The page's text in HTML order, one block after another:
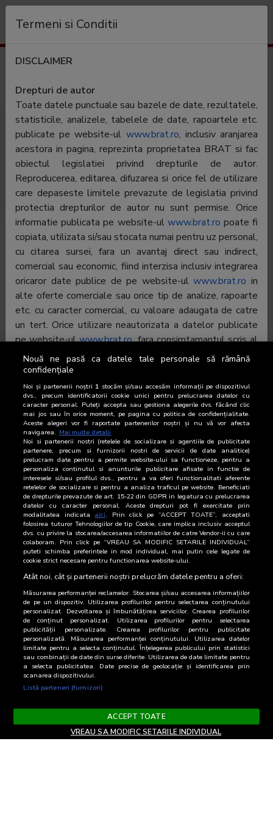
Rezultate SNA FOCUS
Pentru a vedea toate datele trebuie să fiți
DATA LIVRĂRII
# Proprietate Data livrării
SNA National Apr24-Mar26 25.05.2026
Termeni si Conditii
DISCLAIMER
Drepturi de autor
Toate datele punctuale sau bazele de date, rezultatele,
statisticile, analizele, tabelele de date, rapoartele etc.
publicate pe website-ul www.brat.ro, inclusiv aranjarea
acestora in pagina, reprezinta proprietatea BRAT si fac
obiectul legislatiei privind drepturile de autor.
Reproducerea, editarea, difuzarea si orice fel de utilizare
care depaseste limitele prevazute de legislatia privind
protectia drepturilor de autor nu sunt permise. Orice
informatie publicata pe website-ul www.brat.ro poate fi
copiata, utilizata si/sau stocata numai pentru uz personal,
cu citarea sursei, fara un avantaj direct sau indirect,
comercial sau economic, fiind interzisa inclusiv integrarea
oricaror date publice de pe website-ulwww.brat.ro in
alte oferte comerciale sau orice tip de analize, rapoarte
etc. cu caracter comercial, cu valoare adaugata de catre
un tert. Orice utilizare neautorizata a datelor publicate
pe website-ulwww.brat.ro, fara consimtamantul scris al
BRAT, este o incalcare a dreptului de autor si poate fi
pasibilă de judecata.
Excluderea responsabilitatii
Prin publicarea pe website-ulwww.brat.ro a informatiilor
sus-mentionate, BRAT nu ofera nicio garantie privind
corectitudinea, integritatea si actualitatea datelor, in
ciuda atentiei deosebite cu care sunt verificate
informatiile. BRAT nu poate fi facut responsabil pentru
nici un tip de daune directe sau indirecte, inclusiv
pierderea profiturilor, care pot rezulta din accesarea
si/sau folosirea website-ulwww.brat.rodin partea
dumneavoastra. Toate materialele, continutul si datele
din acest website sunt furnizate fara obligatii si pot fi
modificate, completate, sterse definitiv sau temporar de
catre BRAT, fara o notificare prealabila.
Am inteles/de acord
Nouă ne pasă ca datele tale personale să rămână
confidențiale
Noi și partenerii noștri 1 stocăm și/sau accesăm informații pe dispozitivul
dvs., precum identificatorii cookie unici pentru prelucrarea datelor cu
caracter personal. Puteți accepta sau gestiona alegerile dvs. făcând clic
mai jos sau în orice moment, pe pagina cu politica de confidențialitate.
Aceste alegeri vor fi raportate partenerilor noștri și nu vă vor afecta
navigarea. Mai multe detalii
Noi si partenerii nostri (retelele de socializare si agentiile de publicitate
partenere, precum si furnizorii nostri de servicii de date analitice)
prelucram date pentru a permite website-ului sa functioneze, pentru a
personaliza continutul si anunturile publicitare afisate in functie de
interesele si/sau profilul dvs., pentru a va oferi functionalitati aferente
retelelor de socializare si pentru a analiza traficul pe website. Beneficiati
de drepturile prevazute de art. 15-22 din GDPR in legatura cu prelucrarea
datelor cu caracter personal. Aceste drepturi pot fi exercitate prin
modalitatea indicata aici. Prin click pe “ACCEPT TOATE”, acceptati
folosirea tuturor Tehnologiilor de tip Cookie, care implica inclusiv acceptul
dvs. cu privire la stocarea/accesarea informatiilor de catre Vendor-ii cu care
colaboram. Prin click pe “VREAU SA MODIFIC SETARILE INDIVIDUAL”
puteti schimba preferintele in mod individual, mai putin cele legate de
cookie strict necesare pentru functionarea website-ului.
Atât noi, cât și partenerii noștri prelucrăm datele pentru a oferi:
Măsurarea performanței reclamelor. Stocarea și/sau accesarea informațiilor
de pe un dispozitiv. Utilizarea profilurilor pentru selectarea conținutului
personalizat. Dezvoltarea și îmbunătățirea serviciilor. Crearea profilurilor
de conținut personalizat. Utilizarea profilurilor pentru selectarea
publicității personalizate. Crearea profilurilor pentru publicitate
personalizată. Măsurarea performanței conținutului. Utilizarea datelor
limitate pentru a selecta conținutul. Înțelegerea publicului prin statistici
sau combinații de date din surse diferite. Utilizarea de date limitate pentru
a selecta publicitatea. Date precise de geolocație și identificarea prin
scanarea dispozitivului.
Listă parteneri (furnizori)
ACCEPT TOATE
VREAU SA MODIFIC SETARILE INDIVIDUAL